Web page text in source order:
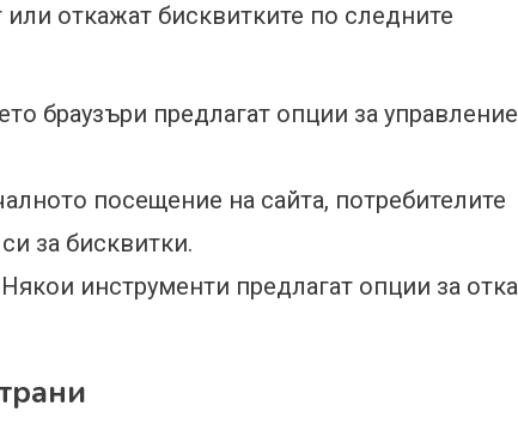
откажат бисквитките по следните
браузъри предлагат опции за управление
посещение на сайта, потребителите
за бисквитки.
инструменти предлагат опции за